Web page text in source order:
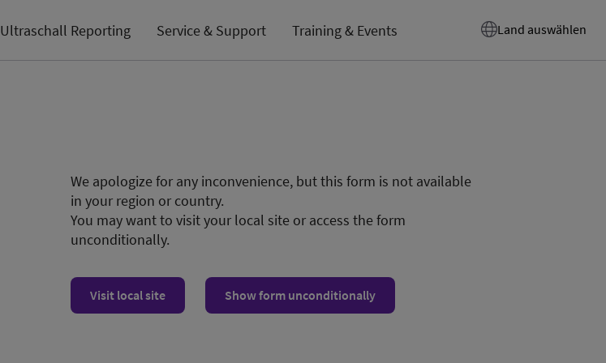
Ultraschall Reporting Service & Support Training & Events Land auswählen
We apologize for any inconvenience, but this form is not available
in your region or country.
You may want to visit your local site or access the form
unconditionally.
Visit local site Show form unconditionally